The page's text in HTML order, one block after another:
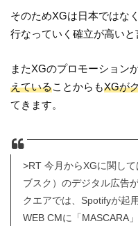
そのためXGは日本ではな
行なっていく確立が高いと
またXGのプロモーション
えていることからもXGが
てきます。
>RT 今月からXGに関し
ブスク）のデジタル広告
クエアでは、Spotifyが起
WEB CMに「MASCARA